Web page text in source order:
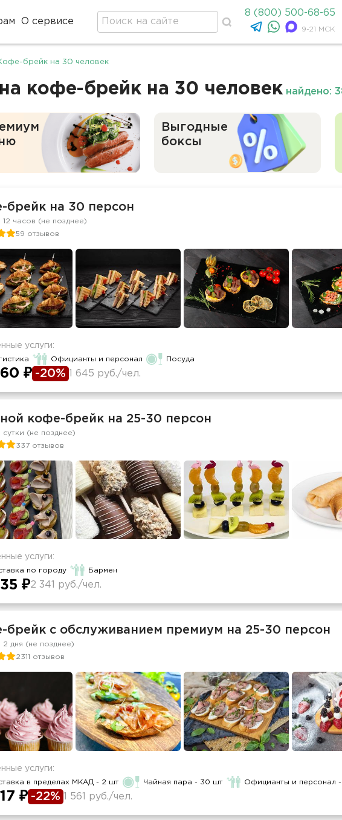
О сервисе
8 (800) 500-68-65
9-21 МСК
брейк на 30 человек
кофе-брейк на 30 человек найдено:
Выгодные
боксы
брейк на 30 персон
12 часов (не позднее)
59 отзывов
услуги:
Официанты и персонал Посуда
₽ -20% 1 645 руб./чел.
кофе-брейк на 25-30 персон
сутки (не позднее)
337 отзывов
услуги:
по городу Бармен
₽2 341 руб./чел.
брейк с обслуживанием премиум на 25-30 персон
2 дня (не позднее)
2311 отзывов
услуги:
в пределах МКАД - 2 шт Чайная пара - 30 шт Официанты и персонал -
₽ -22% 1 561 руб./чел.